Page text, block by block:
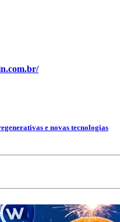
e novas tecnologias